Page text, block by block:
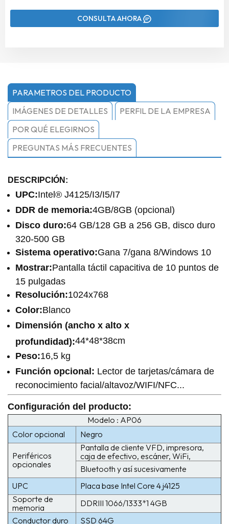
CONSULTA AHORA
PARAMETROS DEL PRODUCTO
IMÁGENES DE DETALLES
PERFIL DE LA EMPRESA
POR QUÉ ELEGIRNOS
PREGUNTAS MÁS FRECUENTES
DESCRIPCIÓN:
UPC:Intel® J4125/I3/I5/I7
DDR de memoria:4GB/8GB (opcional)
Disco duro:64 GB/128 GB a 256 GB, disco duro
320-500 GB
Sistema operativo:Gana 7/gana 8/Windows 10
Mostrar:Pantalla táctil capacitiva de 10 puntos de
15 pulgadas
Resolución:1024x768
Color:Blanco
Dimensión (ancho x alto x
profundidad):44*48*38cm
Peso:16,5 kg
Función opcional: Lector de tarjetas/cámara de
reconocimiento facial/altavoz/WIFI/NFC...
Configuración del producto:
Modelo : AP06
Color opcional
Negro
Periféricos
opcionales
Pantalla de cliente VFD, impresora,
caja de efectivo, escáner, WiFi,
Bluetooth y así sucesivamente
UPC
Placa base Intel Core 4 j4125
Soporte de
memoria
DDRIII 1066/1333*1 4GB
Conductor duro
SSD 64G